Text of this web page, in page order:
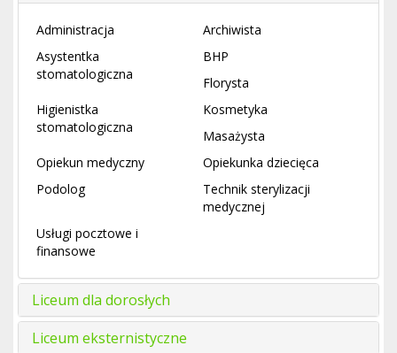
Administracja
Archiwista
Asystentka
stomatologiczna
BHP
Florysta
Higienistka
stomatologiczna
Kosmetyka
Masażysta
Opiekun medyczny
Opiekunka dziecięca
Podolog
Technik sterylizacji
medycznej
Usługi pocztowe i
finansowe
Liceum dla dorosłych
Liceum eksternistyczne